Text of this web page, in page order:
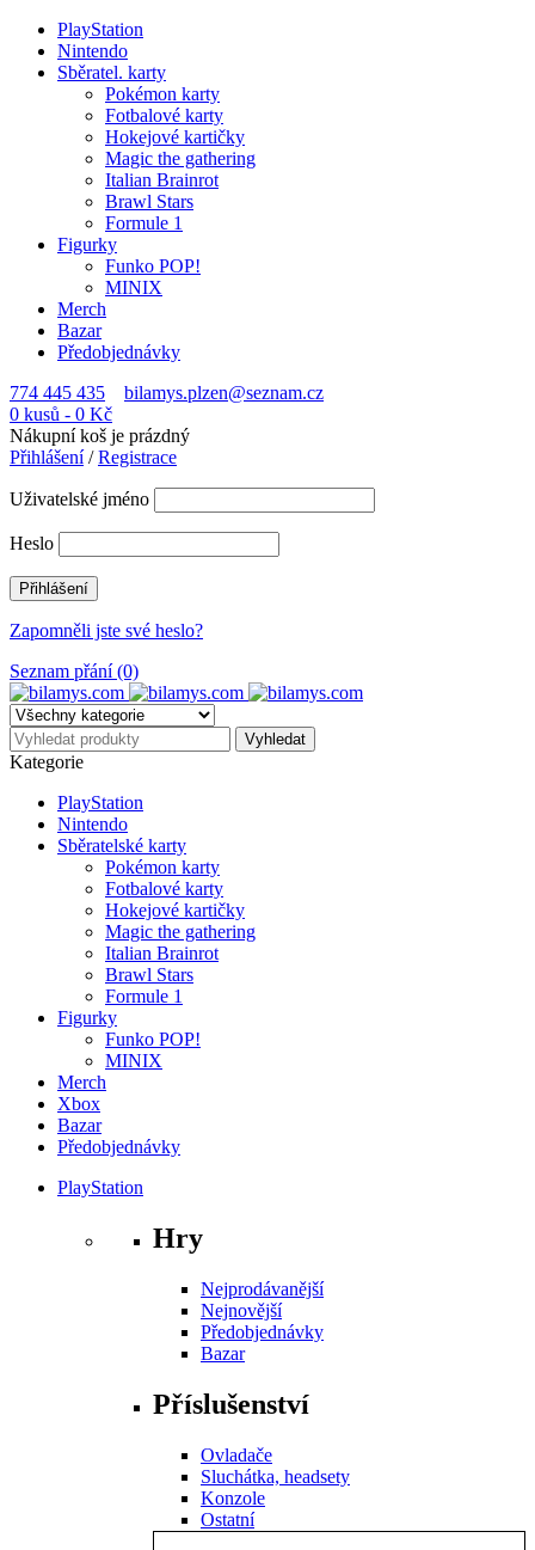
PlayStation
Nintendo
Sběratel. karty
Pokémon karty
Fotbalové karty
Hokejové kartičky
Magic the gathering
Italian Brainrot
Brawl Stars
Formule 1
Figurky
Funko POP!
MINIX
Merch
Bazar
Předobjednávky
774 445 435
bilamys.plzen@seznam.cz
0 kusů - 0 Kč
Nákupní koš je prázdný
Přihlášení/Registrace
Uživatelské jméno
Heslo
Zapomněli jste své heslo?
Seznam přání (0)
Kategorie
PlayStation
Nintendo
Sběratelské karty
Pokémon karty
Fotbalové karty
Hokejové kartičky
Magic the gathering
Italian Brainrot
Brawl Stars
Formule 1
Figurky
Funko POP!
MINIX
Merch
Xbox
Bazar
Předobjednávky
PlayStation
Hry
Nejprodávanější
Nejnovější
Předobjednávky
Bazar
Příslušenství
Ovladače
Sluchátka, headsety
Konzole
Ostatní